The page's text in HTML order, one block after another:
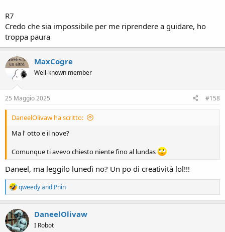
R7
Credo che sia impossibile per me riprendere a guidare, ho
troppa paura
MaxCogre
Well-known member
25 Maggio 2025 #158
DaneelOlivaw ha scritto:
Ma l' otto e il nove?
Comunque ti avevo chiesto niente fino al lundas
Daneel, ma leggilo lunedì no? Un po di creatività lol!!!
R
e
a
c
t
i
qweedyand Pnin
DaneelOlivaw
I Robot